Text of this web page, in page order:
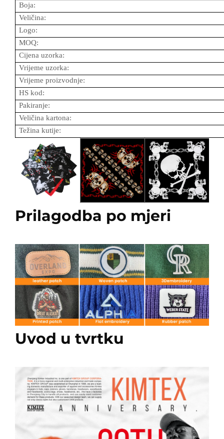
Boja:
Veličina:
Logo:
MOQ:
Cijena uzorka:
Vrijeme uzorka:
Vrijeme proizvodnje:
HS kod:
Pakiranje:
Veličina kartona:
Težina kutije:
Prilagodba po mjeri
Uvod u tvrtku